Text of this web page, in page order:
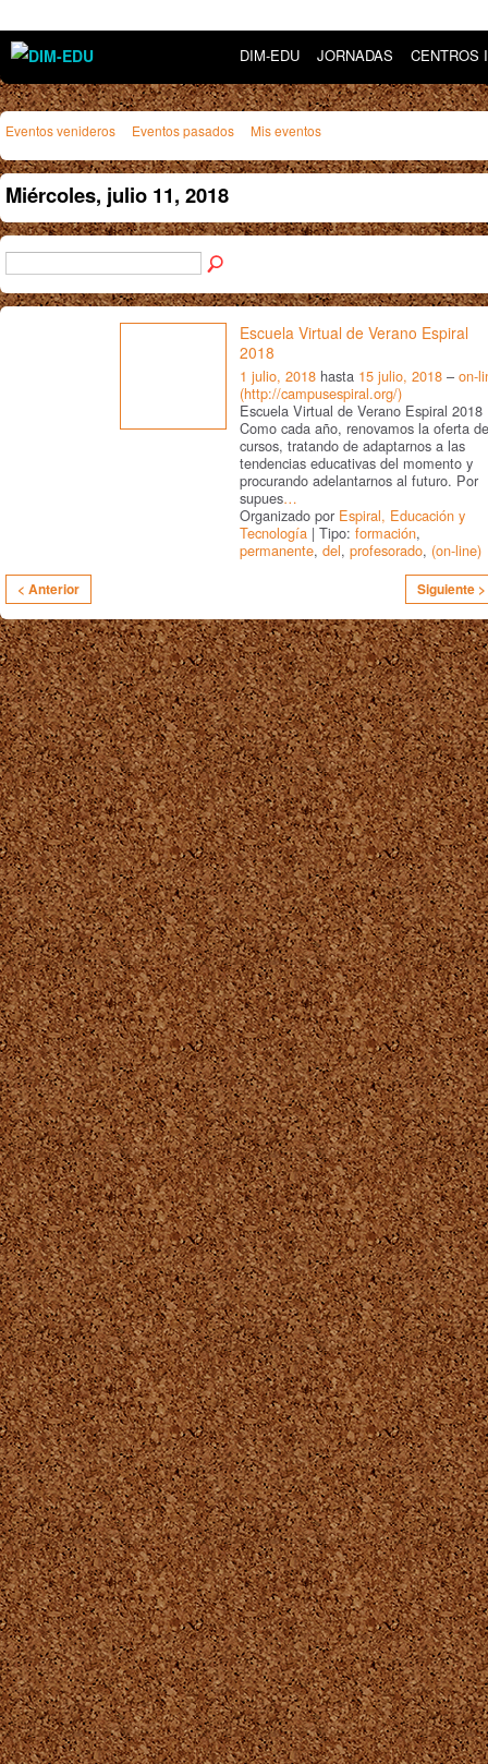
DIM-EDU JORNADAS CENTROS
Eventos venideros Eventos pasados Mis eventos
Miércoles, julio 11, 2018
Escuela Virtual de Verano Espiral
2018
1 julio, 2018 hasta 15 julio, 2018 – on-
(http://campusespiral.org/)
Escuela Virtual de Verano Espiral 2018
Como cada año, renovamos la oferta de
cursos, tratando de adaptarnos a las
tendencias educativas del momento y
procurando adelantarnos al futuro. Por
supues…
Organizado por Espiral, Educación y
Tecnología | Tipo: formación,
permanente, del, profesorado, (on-line)
< Anterior Siguiente >